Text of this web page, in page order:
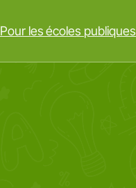
Pour les écoles publiques